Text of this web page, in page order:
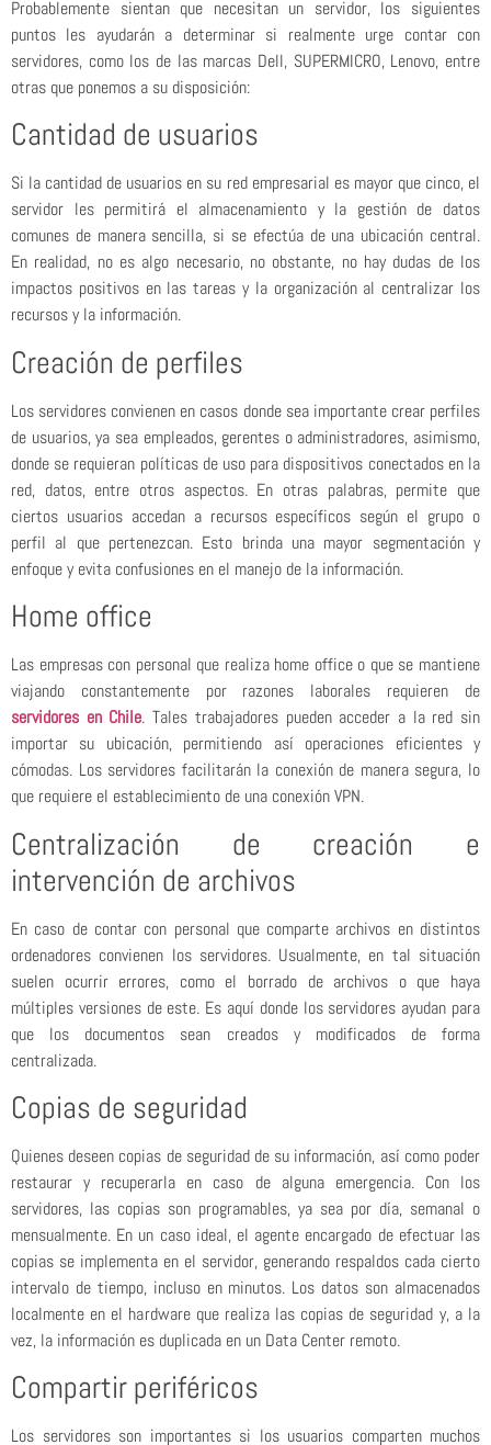
Probablemente sientan que necesitan un servidor, los siguientes
puntos les ayudarán a determinar si realmente urge contar con
servidores, como los de las marcas Dell, SUPERMICRO, Lenovo, entre
otras que ponemos a su disposición:
Cantidad de usuarios
Si la cantidad de usuarios en su red empresarial es mayor que cinco, el
servidor les permitirá el almacenamiento y la gestión de datos
comunes de manera sencilla, si se efectúa de una ubicación central.
En realidad, no es algo necesario, no obstante, no hay dudas de los
impactos positivos en las tareas y la organización al centralizar los
recursos y la información.
Creación de perfiles
Los servidores convienen en casos donde sea importante crear perfiles
de usuarios, ya sea empleados, gerentes o administradores, asimismo,
donde se requieran políticas de uso para dispositivos conectados en la
red, datos, entre otros aspectos. En otras palabras, permite que
ciertos usuarios accedan a recursos específicos según el grupo o
perfil al que pertenezcan. Esto brinda una mayor segmentación y
enfoque y evita confusiones en el manejo de la información.
Home office
Las empresas con personal que realiza home office o que se mantiene
viajando constantemente por razones laborales requieren de
servidores en Chile. Tales trabajadores pueden acceder a la red sin
importar su ubicación, permitiendo así operaciones eficientes y
cómodas. Los servidores facilitarán la conexión de manera segura, lo
que requiere el establecimiento de una conexión VPN.
Centralización de creación e
intervención de archivos
En caso de contar con personal que comparte archivos en distintos
ordenadores convienen los servidores. Usualmente, en tal situación
suelen ocurrir errores, como el borrado de archivos o que haya
múltiples versiones de este. Es aquí donde los servidores ayudan para
que los documentos sean creados y modificados de forma
centralizada.
Copias de seguridad
Quienes deseen copias de seguridad de su información, así como poder
restaurar y recuperarla en caso de alguna emergencia. Con los
servidores, las copias son programables, ya sea por día, semanal o
mensualmente. En un caso ideal, el agente encargado de efectuar las
copias se implementa en el servidor, generando respaldos cada cierto
intervalo de tiempo, incluso en minutos. Los datos son almacenados
localmente en el hardware que realiza las copias de seguridad y, a la
vez, la información es duplicada en un Data Center remoto.
Compartir periféricos
Los servidores son importantes si los usuarios comparten muchos